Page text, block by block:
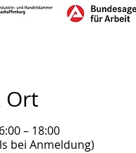
Ort
– 18:00
bei Anmeldung)